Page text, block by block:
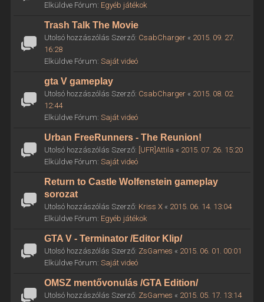
Elküldve Fórum: Egyéb játékok
Trash Talk The Movie
Utolsó hozzászólás Szerző: CsabCharger« 2015. 09. 27.
16:28
Elküldve Fórum: Saját videó
gta V gameplay
Utolsó hozzászólás Szerző: CsabCharger« 2015. 08. 02.
12:44
Elküldve Fórum: Saját videó
Urban FreeRunners - The Reunion!
Utolsó hozzászólás Szerző: [UFR]Attila « 2015. 07. 26. 15:20
Elküldve Fórum: Saját videó
Return to Castle Wolfenstein gameplay
sorozat
Utolsó hozzászólás Szerző: Kriss X« 2015. 06. 14. 13:04
Elküldve Fórum: Egyéb játékok
GTA V - Terminator /Editor Klip/
Utolsó hozzászólás Szerző: ZsGames « 2015. 06. 01. 00:01
Elküldve Fórum: Saját videó
OMSZ mentővonulás /GTA Edition/
Utolsó hozzászólás Szerző: ZsGames « 2015. 05. 17. 13:14